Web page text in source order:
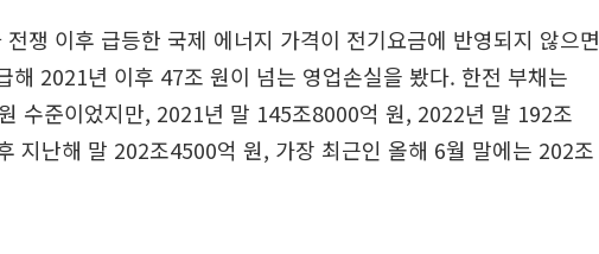
전쟁 이후 급등한 국제 에너지 가격이 전기요금에 반영되지 않으면
해 2021년 이후 47조 원이 넘는 영업손실을 봤다. 한전 부채는
수준이었지만, 2021년 말 145조8000억 원, 2022년 말 192조
지난해 말 202조4500억 원, 가장 최근인 올해 6월 말에는 202조